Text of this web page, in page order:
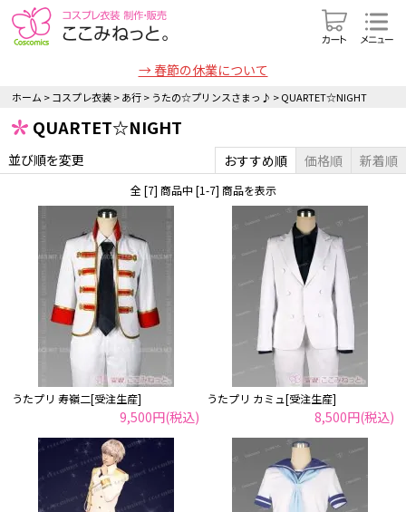
→ 春節の休業について
ホーム >コスプレ衣装>あ行> うたの☆プリンスさまっ♪ >QUARTET☆NIGHT
QUARTET☆NIGHT
並び順を変更 おすすめ順 価格順 新着順
全 [7] 商品中 [1-7] 商品を表示
うたプリ 寿嶺二[受注生産]
9,500円(税込)
うたプリ カミュ[受注生産]
8,500円(税込)